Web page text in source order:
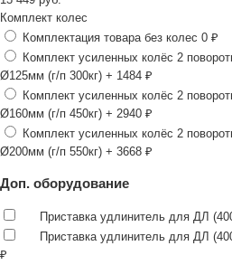
Комплект колес
Комплектация товара без колес 0 ₽
Комплект усиленных колёс 2
Ø125мм (г/п 300кг) + 1484 ₽
Комплект усиленных колёс 2
Ø160мм (г/п 450кг) + 2940 ₽
Комплект усиленных колёс 2
Ø200мм (г/п 550кг) + 3668 ₽
Доп. оборудование
Приставка удлинитель для ДЛ
Приставка удлинитель для ДЛ
₽